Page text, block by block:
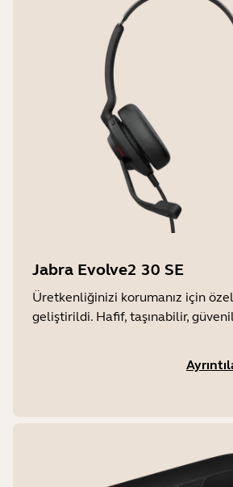
Jabra Evolve2 30 SE
Üretkenliğinizi korumanız için
geliştirildi. Hafif, taşınabilir,